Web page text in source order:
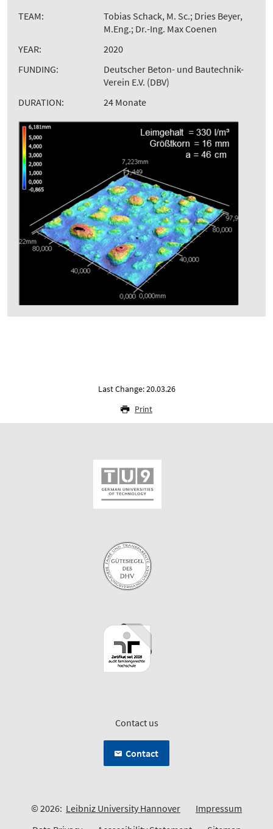
TEAM:
Tobias Schack, M. Sc.; Dries Beyer,
M.Eng.; Dr.-Ing. Max Coenen
YEAR:
2020
FUNDING:
Deutscher Beton- und Bautechnik-
Verein E.V. (DBV)
DURATION:
24 Monate
Last Change: 20.03.26
Print
Contact us
Contact
© 2026: Leibniz University Hannover
Impressum